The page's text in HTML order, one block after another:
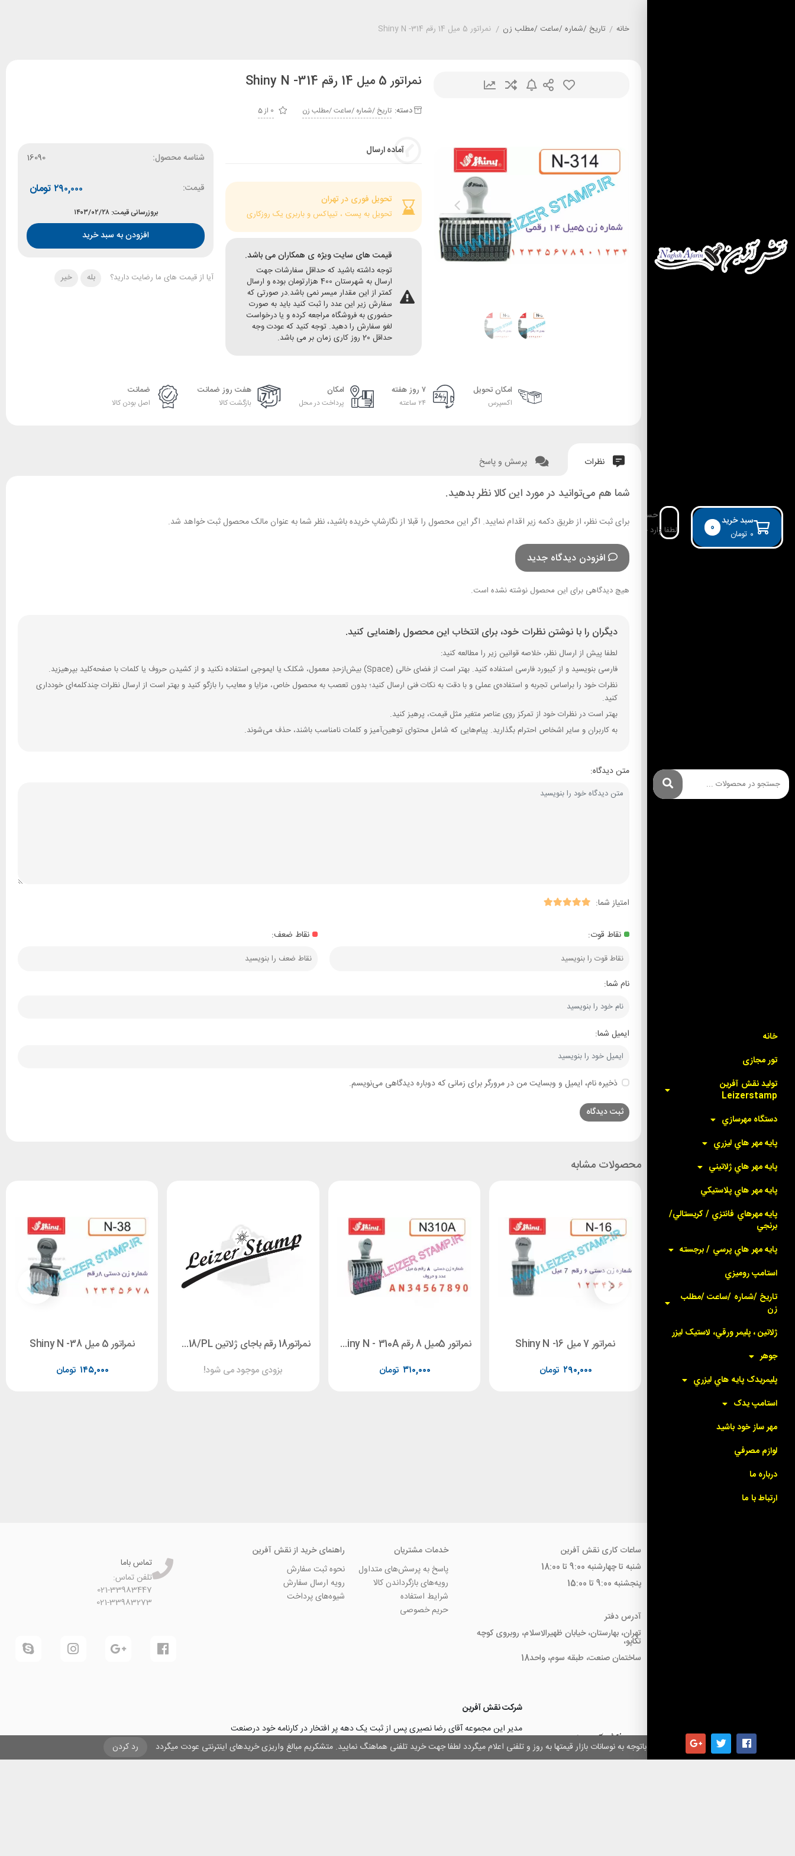
همکاران گرامی باتوجه به نوسانات بازار قیمتها به روز و تلفنی اعلام میگردد لطفا جهت خرید تلفنی هماهنگ نمایید. متشکریم مبالغ واریزی خریدهای اینترنتی عودت میگردد رد کردن
سبد خرید
تومان ۰ 0
حساب کاربری
لطفا وارد حساب خود شوید!
خانه
تور مجازی
توليد نقش آفرين
Leizerstamp
دستگاه مهرسازي
پايه مهر هاي ليزري
پايه مهر هاي ژلاتيني
پايه مهر هاي پلاستيکي
پايه مهرهاي فانتزي / کريستالي/
برنجي
پايه مهر هاي پرسي / برجسته
استامپ روميزي
تاريخ /شماره /ساعت /مطلب
زن
ژلاتين ، پليمر ورقي، لاستيک ليزر
جوهر
پليمريدک پايه هاي ليزري
استامپ يدک
مهر ساز خود باشيد
لوازم مصرفي
درباره ما
ارتباط با ما
خانه / تاريخ /شماره /ساعت /مطلب زن / نمراتور 5 میل 14 رقم Shiny N -314
نمراتور 5 میل 14 رقم Shiny N -314
دسته: تاريخ /شماره /ساعت /مطلب زن 0 از 5
آماده ارسال
تحویل فوری در تهران
تحویل به پست ، تیپاکس و باربری یک روزکاری
قیمت های سایت ویژه ی همکاران می باشد.
توجه داشته باشید که حداقل سفارشات جهت
ارسال به شهرستان 400 هزارتومان بوده و ارسال
کمتر از این مقدار میسر نمی باشد.در صورتی که
سفارش زیر این عدد را ثبت کنید باید به صورت
حضوری به فروشگاه مراجعه کرده و یا درخواست
لغو سفارش را دهید. توجه کنید که عودت وجه
حداقل 20 روز کاری زمان بر می باشد.
شناسه محصول: 16090
قیمت: تومان۲۹۰,۰۰۰
بروزرسانی قیمت: ۱۴۰۳/۰۲/۲۸
افزودن به سبد خرید
آیا از قیمت های ما رضایت دارید؟ بله خیر
امکان تحویل
اکسپرس
۷ روز هفته
۲۴ ساعته
امکان
پرداخت در محل
هفت روز ضمانت
بازگشت کالا
ضمانت
اصل بودن کالا
نظرات پرسش و پاسخ
شما هم می‌توانید در مورد این کالا نظر بدهید.
برای ثبت نظر، از طریق دکمه زیر اقدام نمایید. اگر این محصول را قبلا از نگارشاپ خریده باشید، نظر شما به عنوان مالک محصول ثبت خواهد شد.
افزودن دیدگاه جدید
هیچ دیدگاهی برای این محصول نوشته نشده است.
دیگران را با نوشتن نظرات خود، برای انتخاب این محصول راهنمایی کنید.
لطفا پیش از ارسال نظر، خلاصه قوانین زیر را مطالعه کنید:
فارسی بنویسید و از کیبورد فارسی استفاده کنید. بهتر است از فضای خالی (Space) بیش‌از‌حدِ معمول، شکلک یا ایموجی استفاده نکنید و از کشیدن حروف یا کلمات با صفحه‌کلید بپرهیزید.
نظرات خود را براساس تجربه و استفاده‌ی عملی و با دقت به نکات فنی ارسال کنید؛ بدون تعصب به محصول خاص، مزایا و معایب را بازگو کنید و بهتر است از ارسال نظرات چندکلمه‌‌ای خودداری
کنید.
بهتر است در نظرات خود از تمرکز روی عناصر متغیر مثل قیمت، پرهیز کنید.
به کاربران و سایر اشخاص احترام بگذارید. پیام‌هایی که شامل محتوای توهین‌آمیز و کلمات نامناسب باشند، حذف می‌شوند.
متن دیدگاه:
امتیاز شما:
نقاط قوت: نقاط ضعف:
نام شما:
ایمیل شما:
ذخیره نام، ایمیل و وبسایت من در مرورگر برای زمانی که دوباره دیدگاهی می‌نویسم.
محصولات مشابه
نمراتور 7 میل Shiny N -16
تومان ۲۹۰,۰۰۰
نمراتور 5میل 8 رقم Shiny N - 310A
تومان ۳۱۰,۰۰۰
نمراتور18 رقم باجای ژلاتین E-9418/PL
بزودی موجود می شود!
نمراتور 5 میل Shiny N -38
تومان ۱۴۵,۰۰۰
ساعات کاری نقش آفرین
شنبه تا چهارشنبه 9:00 تا 18:00
پنجشنبه 9:00 تا 15:00
آدرس دفتر
تهران، بهارستان، خیابان ظهیرالاسلام، روبروی کوچه
تکاپو،
ساختمان صنعت، طبقه سوم، واحد18
خدمات مشتریان
پاسخ به پرسش‌های متداول
رویه‌های بازگرداندن کالا
شرایط استفاده
حریم خصوصی
راهنمای خرید از نقش آفرین
نحوه ثبت سفارش
رویه ارسال سفارش
شیوه‌های پرداخت
تماس باما
تلفن تماس:
021-33983447
021-33983273
شرکت نقش آفرین
مدیر این مجموعه آقای رضا نصیری پس از ثبت یک دهه پر افتخار در کارنامه خود درصنعت
چاپ و تبلیغات با تولید مجموعه‌های آسان کارت ۱ -۲ -۳، با کارآفرینی و ایجاد شغل برای حداقل
۳۰۰۰ نفر و دریافت تندیس کار آفرینان برتر، برآن شدند تا با ایجاد نوآوری و تحول در صنعت